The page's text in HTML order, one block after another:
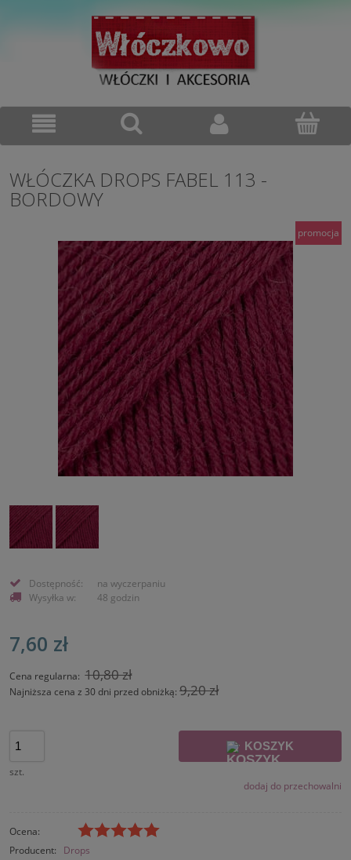
WŁÓCZKA DROPS FABEL 113 -
BORDOWY
promocja
Dostępność:
na wyczerpaniu
Wysyłka w:
48 godzin
7,60 zł
Cena regularna: 10,80 zł
Najniższa cena z 30 dni przed obniżką: 9,20 zł
szt.
KOSZYK
dodaj do przechowalni
Ocena:
Producent:
Drops